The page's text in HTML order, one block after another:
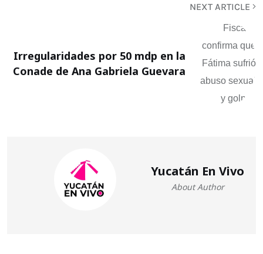
NEXT ARTICLE
Irregularidades por 50 mdp en la
Conade de Ana Gabriela Guevara
Yucatán En Vivo
About Author